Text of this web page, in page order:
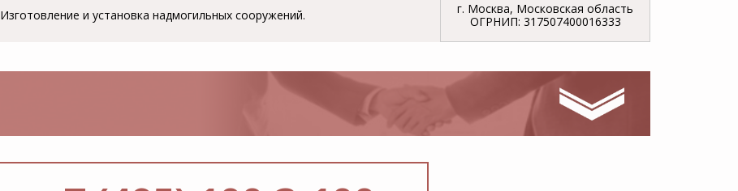
Изготовление и установка надмогильных сооружений.
г. Москва, Московская область
ОГРНИП: 317507400016333